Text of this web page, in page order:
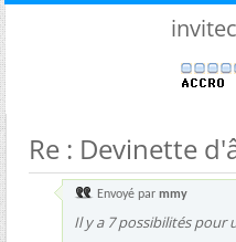
Re : Devinette
Envoyé par mmy
Il y a 7 possibilités pour